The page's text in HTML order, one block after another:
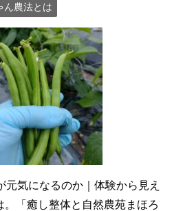
ん農法とは
元気になるのか｜体験から見え
。「癒し整体と自然農苑まほろ